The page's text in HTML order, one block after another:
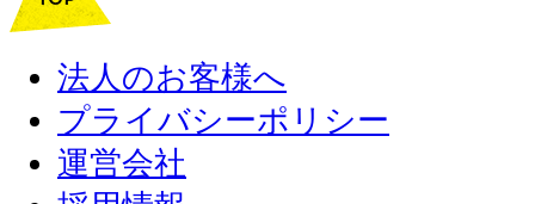
法人のお客様へ
プライバシーポリシー
運営会社